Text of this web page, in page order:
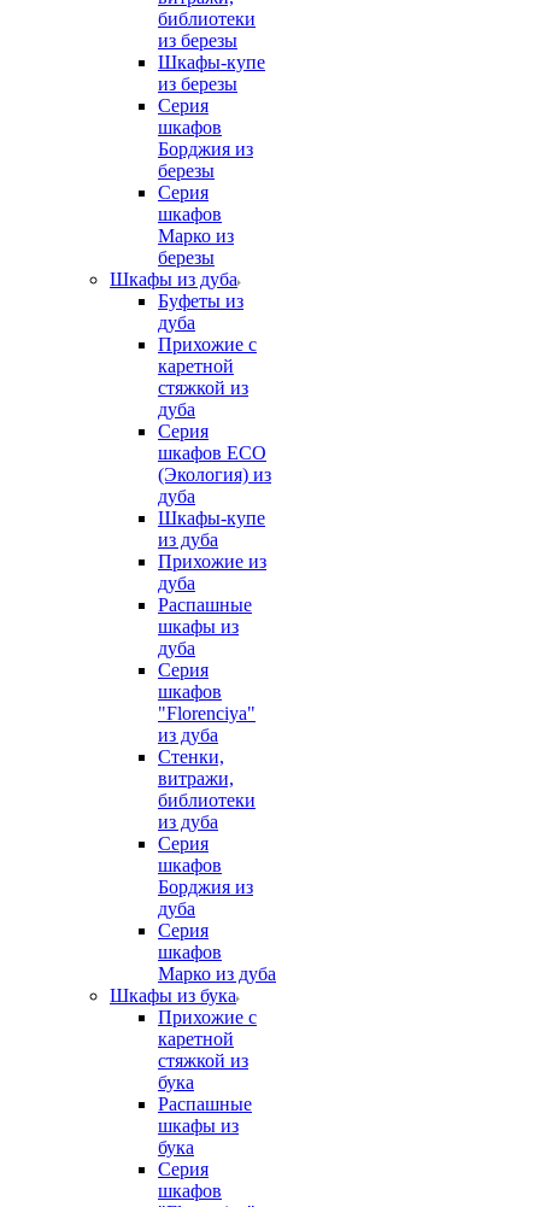
библиотеки
из березы
Шкафы-купе
из березы
Серия
шкафов
Борджия из
березы
Серия
шкафов
Марко из
березы
Шкафы из дуба
Буфеты из
дуба
Прихожие с
каретной
стяжкой из
дуба
Серия
шкафов ECO
(Экология) из
дуба
Шкафы-купе
из дуба
Прихожие из
дуба
Распашные
шкафы из
дуба
Серия
шкафов
"Florenciya"
из дуба
Стенки,
витражи,
библиотеки
из дуба
Серия
шкафов
Борджия из
дуба
Серия
шкафов
Марко из дуба
Шкафы из бука
Прихожие с
каретной
стяжкой из
бука
Распашные
шкафы из
бука
Серия
шкафов